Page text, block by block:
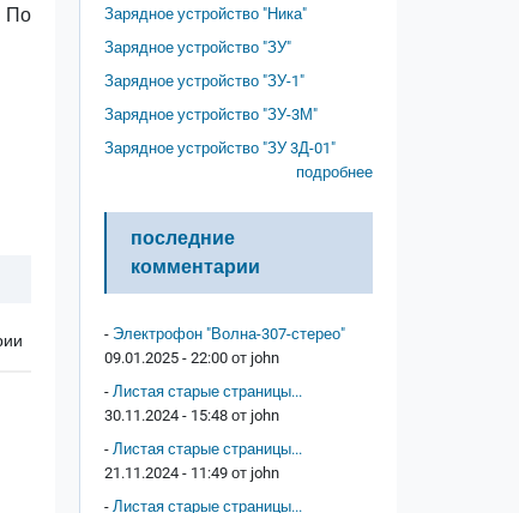
По
Зарядное устройство "Ника"
Зарядное устройство "ЗУ"
Зарядное устройство "ЗУ-1"
Зарядное устройство "ЗУ-3М"
Зарядное устройство "ЗУ 3Д-01"
подробнее
последние
комментарии
- Электрофон "Волна-307-стерео"
09.01.2025 - 22:00 от john
- Листая старые страницы...
30.11.2024 - 15:48 от john
- Листая старые страницы...
21.11.2024 - 11:49 от john
- Листая старые страницы...